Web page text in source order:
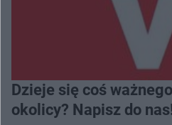
Dzieje się coś
okolicy? Napisz do